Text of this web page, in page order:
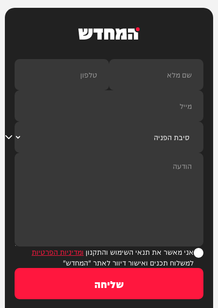
המחדש
אני מאשר את תנאי השימוש והתקנון ומדיניות הפרטיות
למשלוח תכנים ואישור דיוור לאתר "המחדש"
שליחה